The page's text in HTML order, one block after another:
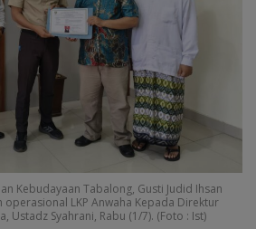
Kebudayaan Tabalong, Gusti Judid Ihsan
operasional LKP Anwaha Kepada Direktur
Ustadz Syahrani, Rabu (1/7). (Foto : Ist)